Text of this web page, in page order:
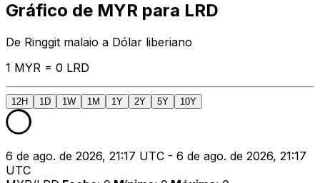
Gráfico de MYR para LRD
De Ringgit malaio a Dólar liberiano
1 MYR = 0 LRD
12H 1D 1W 1M 1Y 2Y 5Y 10Y
6 de ago. de 2026, 21:17 UTC - 6 de ago. de 2026, 21:17
UTC